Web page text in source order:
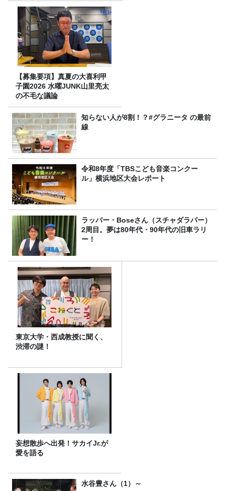
【募集要項】真夏の大喜利甲
子園2026 水曜JUNK山里亮太
の不毛な議論
知らない人が8割！？#グラニータ の最前
線
令和8年度「TBSこども音楽コンクー
ル」横浜地区大会レポート
ラッパー・Boseさん（スチャダラパー）
2周目。夢は80年代・90年代の旧車ラリ
ー！
東京大学・西成教授に聞く、
渋滞の謎！
妄想散歩へ出発！サカイJr.が
愛を語る
水谷豊さん（1）～